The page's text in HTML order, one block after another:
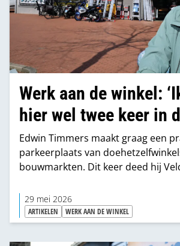
Werk aan de winkel:
hier wel twee keer in
Edwin Timmers maakt graag een
parkeerplaats van
bouwmarkten. Dit keer deed hij
29 mei 2026
ARTIKELEN WERK AAN DE WINKEL